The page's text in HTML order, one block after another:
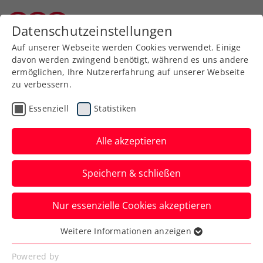
Zurück zur Newsübersicht
Davis Cup
Davis Cup: Österreich
bittet Finnland ins
Multiversum Schwechat
Die ÖTV-Herren wollen am 31. Jänner / 1.
Februar 2025 die erste von zwei Hürden
zum Finalturnier nehmen.
Verfasst von: Manuel Wachta, 09.12.2024
Datenschutzeinstellungen
Auf unserer Webseite werden Cookies verwendet. Einige
davon werden zwingend benötigt, während es uns andere
ermöglichen, Ihre Nutzererfahrung auf unserer Webseite
zu verbessern.
Essenziell Statistiken
Alle akzeptieren
Speichern & schließen
Nur essenzielle Cookies akzeptieren
Essenziell
Essenzielle Cookies werden für grundlegende
Weitere Informationen anzeigen
Powered by